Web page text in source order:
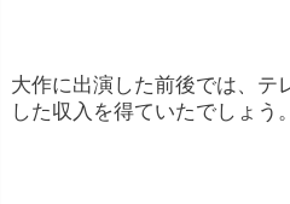
大作に出演した前後では、テ
した収入を得ていたでしょう。